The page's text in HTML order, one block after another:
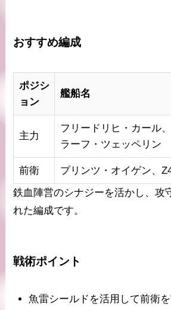
おすすめ編成
ポジシ
ョン
艦船名
主力
フリードリヒ・カール
ラーフ・ツェッペリン
前衛
プリンツ・オイゲン、
鉄血陣営のシナジーを活かし、攻
れた編成です。
戦術ポイント
魚雷シールドを活用して前衛を